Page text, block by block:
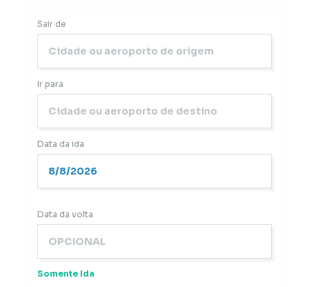
Sair de
Ir para
Data da ida
Data da volta
Somente Ida